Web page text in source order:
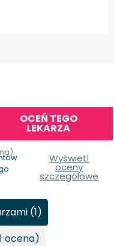
OCEŃ TEGO
LEKARZA
Wyświetl
oceny
szczegółowe
(1)
ocena)